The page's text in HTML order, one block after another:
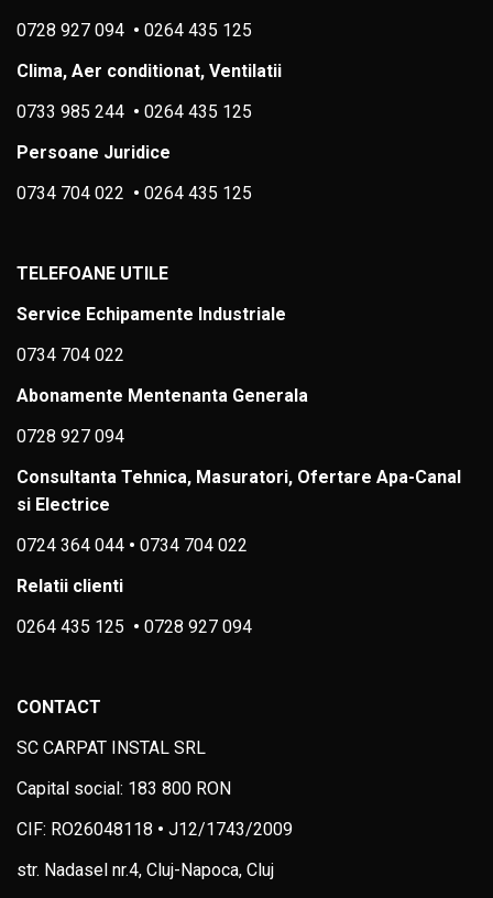
0728 927 094 • 0264 435 125
Clima, Aer conditionat, Ventilatii
0733 985 244 • 0264 435 125
Persoane Juridice
0734 704 022 • 0264 435 125
TELEFOANE UTILE
Service Echipamente Industriale
0734 704 022
Abonamente Mentenanta Generala
0728 927 094
Consultanta Tehnica, Masuratori, Ofertare Apa-Canal
si Electrice
0724 364 044 • 0734 704 022
Relatii clienti
0264 435 125 • 0728 927 094
CONTACT
SC CARPAT INSTAL SRL
Capital social: 183 800 RON
CIF: RO26048118 • J12/1743/2009
str. Nadasel nr.4, Cluj-Napoca, Cluj